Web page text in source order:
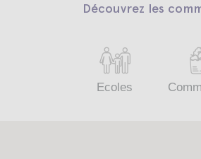
Découvrez les
Ecoles